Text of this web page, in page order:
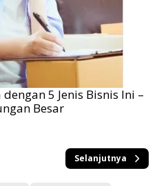
5 Jenis Bisnis Ini –
Besar
Selanjutnya